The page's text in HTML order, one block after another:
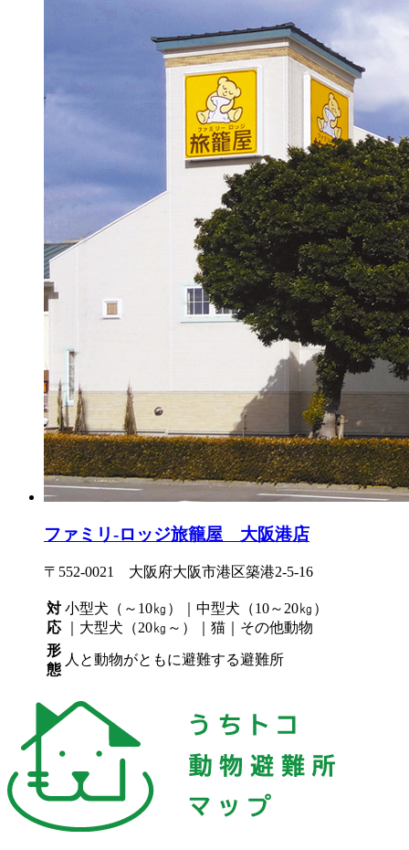
ファミリ-ロッジ旅籠屋 大阪港店
〒552-0021 大阪府大阪市港区築港2-5-16
対
応
小型犬（～10㎏）｜中型犬（10～20㎏）
｜大型犬（20㎏～）｜猫｜その他動物
形
態
人と動物がともに避難する避難所